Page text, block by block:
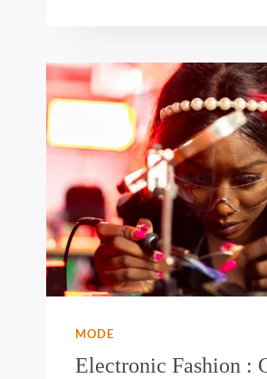
MODE
Electronic Fashion :